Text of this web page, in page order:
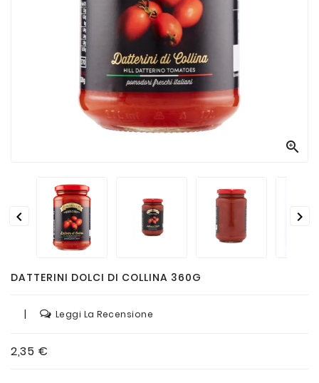

 
DATTERINI DOLCI DI COLLINA 360G
| Leggi La Recensione
2,35 €